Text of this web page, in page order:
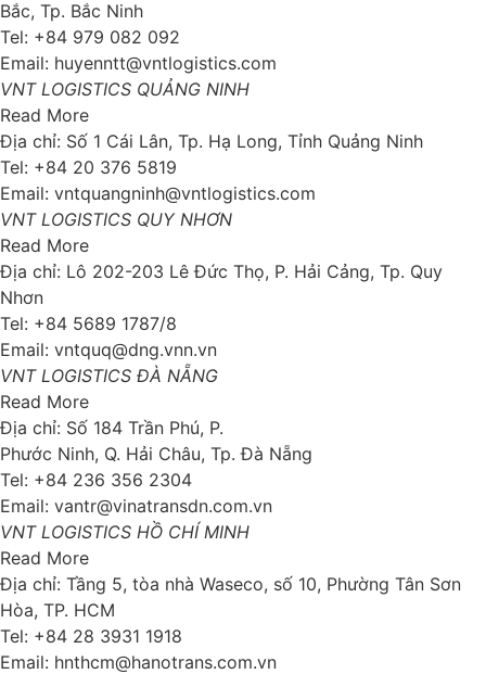
Bắc, Tp. Bắc Ninh
Tel: +84 979 082 092
Email: huyenntt@vntlogistics.com
VNT LOGISTICS QUẢNG NINH
Read More
Địa chỉ: Số 1 Cái Lân, Tp. Hạ Long, Tỉnh Quảng Ninh
Tel: +84 20 376 5819
Email: vntquangninh@vntlogistics.com
VNT LOGISTICS QUY NHƠN
Read More
Địa chỉ: Lô 202-203 Lê Đức Thọ, P. Hải Cảng, Tp. Quy
Nhơn
Tel: +84 5689 1787/8
Email: vntquq@dng.vnn.vn
VNT LOGISTICS ĐÀ NẴNG
Read More
Địa chỉ: Số 184 Trần Phú, P.
Phước Ninh, Q. Hải Châu, Tp. Đà Nẵng
Tel: +84 236 356 2304
Email: vantr@vinatransdn.com.vn
VNT LOGISTICS HỒ CHÍ MINH
Read More
Địa chỉ: Tầng 5, tòa nhà Waseco, số 10, Phường Tân Sơn
Hòa, TP. HCM
Tel: +84 28 3931 1918
Email: hnthcm@hanotrans.com.vn